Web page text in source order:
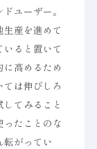
ユーザー。
産を進めて
ると置いて
高めるため
は伸びしろ
てみること
たことのな
転がってい